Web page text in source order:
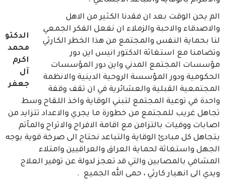
الدكتو
محمد
اكرم
آل
جعفر
الم يحن الوقت بعد ان فقدنا الكثير من الاهل
والاصدقاء والاحبة والزملاء ان نفعل الفكر الجمعي
لنا بحماية النفس والمجتمع من هذا الخطر الكارثي
وتضامنا مع استغاثة الدكتور انيس اين دور
مؤسسات المجتمع المدني واين دور المؤسسات
الحكومية ودور المؤسسة الروحية الدينية والانظمة
المجتمعية القبلية والعشائرية في ان تقف وقفة
واحدة في توعية المجتمع لتبني الوقاية واخذ اللقاح وسط
تجاهل غريب للمجتمع من خطورة ما يجري والاعداد تتزايد من
اصابات ووفيات بالتزامن مع اقامة الافراح والاتراح والمآتم
بتجاهل كل مبادئ الوقاية والتباعد نحتاج الى صرخة قوية بوجه
الجهل واستغاثة لحماية العراق والعراقيين وامتلاء
المشافي بالمصابين والتي قد تعجز لدولة عن توفير العلاج
ويدي الى انهيار كارثي ، حمى الله الجميع .